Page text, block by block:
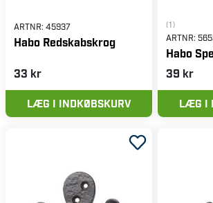
ARTNR: 45937
Habo Redskabskrog
33 kr
LÆG I INDKØBSKURV
(1)
ARTNR:
Habo
39 kr
LÆG I